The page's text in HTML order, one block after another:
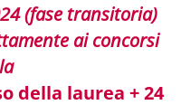
(fase transitoria)
ai concorsi
della laurea + 24